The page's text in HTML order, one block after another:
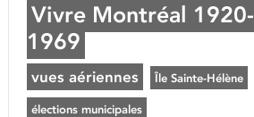
Vivre Montréal 1920-
1969
vues aériennes Île Sainte-Hélène
élections municipales